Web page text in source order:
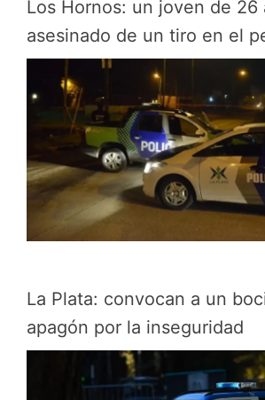
Los Hornos: un joven de 26
asesinado de un tiro en el
La Plata: convocan a un
apagón por la inseguridad